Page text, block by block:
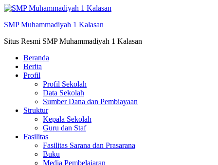
Skip
konten
SMP Muhammadiyah 1 Kalasan
Situs Resmi SMP Muhammadiyah 1 Kalasan
Beranda
Berita
Profil
Profil Sekolah
Data Sekolah
Sumber Dana dan Pembiayaan
Struktur
Kepala Sekolah
Guru dan Staf
Fasilitas
Fasilitas Sarana dan Prasarana
Buku
Media Pembelajaran